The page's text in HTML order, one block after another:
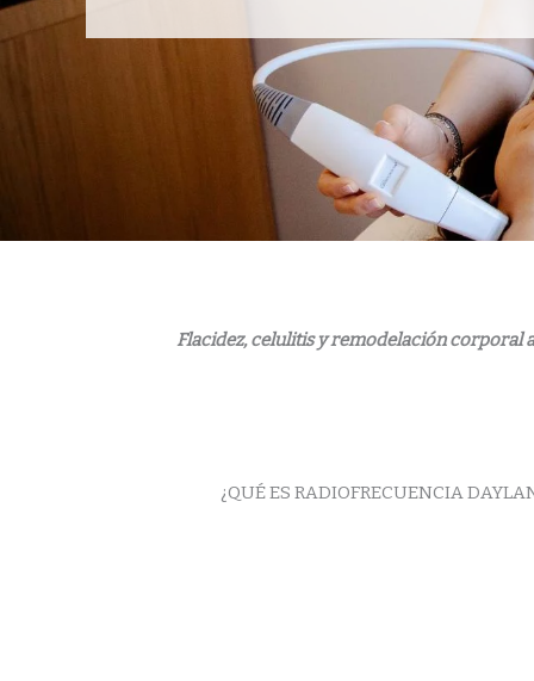
Flacidez, celulitis y remodelación corporal
¿QUÉ ES RADIOFRECUENCIA